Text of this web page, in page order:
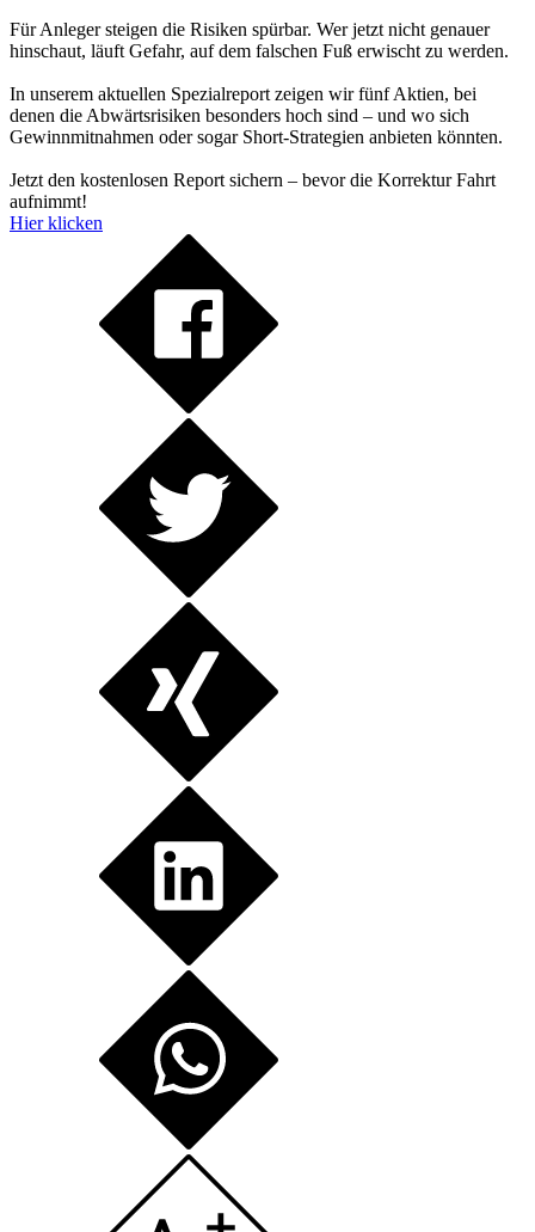
Für Anleger steigen die Risiken spürbar. Wer jetzt nicht genauer
hinschaut, läuft Gefahr, auf dem falschen Fuß erwischt zu werden.
In unserem aktuellen Spezialreport zeigen wir fünf Aktien, bei
denen die Abwärtsrisiken besonders hoch sind – und wo sich
Gewinnmitnahmen oder sogar Short-Strategien anbieten könnten.
Jetzt den kostenlosen Report sichern – bevor die Korrektur Fahrt
aufnimmt!
Hier klicken